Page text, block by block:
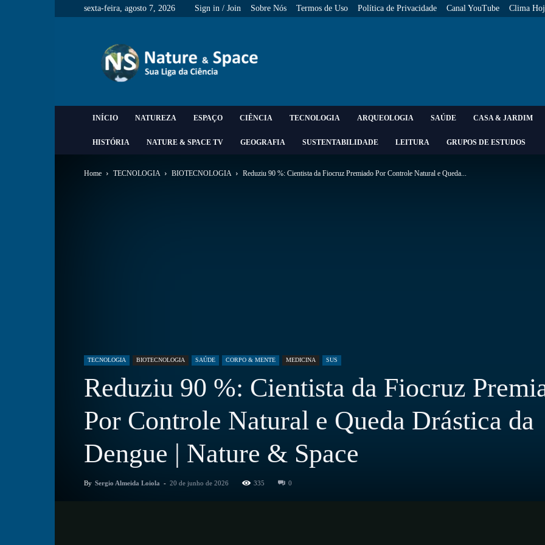
sexta-feira, agosto 7, 2026 Sign in / Join Sobre Nós Termos de Uso Política de Privacidade Canal YouTube Clima
&
Space
INÍCIO NATUREZA ESPAÇO CIÊNCIA TECNOLOGIA ARQUEOLOGIA SAÚDE CASA & JARDIM
HISTÓRIA NATURE & SPACE TV GEOGRAFIA SUSTENTABILIDADE LEITURA GRUPOS DE ESTUDOS
Home TECNOLOGIA BIOTECNOLOGIA Reduziu 90 %: Cientista da Fiocruz Premiado Por Controle Natural e Queda...
TECNOLOGIA BIOTECNOLOGIA SAÚDE CORPO & MENTE MEDICINA SUS
Reduziu 90 %: Cientista da Fiocruz
Por Controle Natural e Queda Drástica da
Dengue | Nature & Space
By Sergio Almeida Loiola - 20 de junho de 2026 335 0